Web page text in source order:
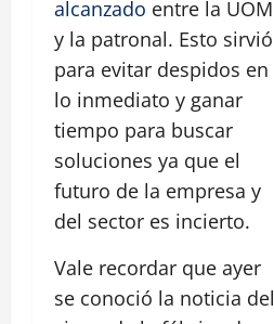
alcanzado entre la UOM
y la patronal. Esto sirvió
para evitar despidos en
lo inmediato y ganar
tiempo para buscar
soluciones ya que el
futuro de la empresa y
del sector es incierto.
Vale recordar que ayer
se conoció la noticia del